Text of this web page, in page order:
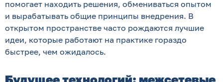
помогает находить решения, обмениваться опытом
и вырабатывать общие принципы внедрения. В
открытом пространстве часто рождаются лучшие
идеи, которые работают на практике гораздо
быстрее, чем ожидалось.